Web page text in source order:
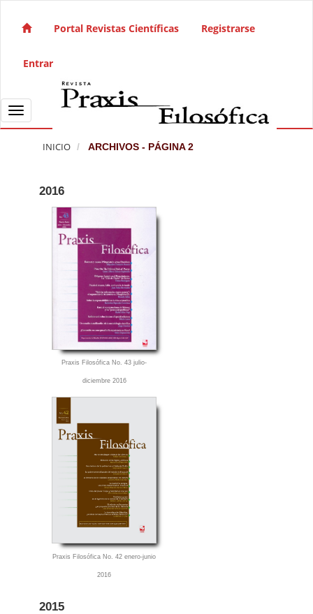
Navegación principal
Barra lateral
Portal Revistas Científicas Registrarse
Entrar
Toggle navigation
INICIO ARCHIVOS - PÁGINA 2
2016
Praxis Filosófica No. 43 julio-
diciembre 2016
Praxis Filosófica No. 42 enero-junio
2016
2015